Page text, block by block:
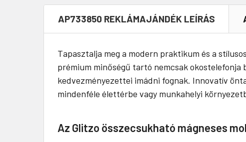
AP733850 REKLÁMAJÁNDÉK LEÍRÁS
Tapasztalja meg a modern praktikum és a
prémium minőségű tartó nemcsak
kedvezményezettei imádni fognak. Innovatív
mindenféle élettérbe vagy munkahelyi
Az Glitzo összecsukható mágneses